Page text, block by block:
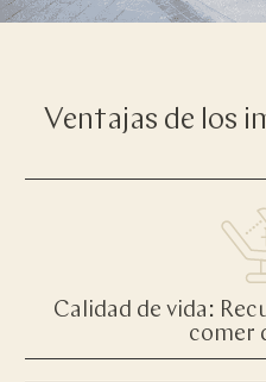
Ventajas de los
Calidad de vida:
comer